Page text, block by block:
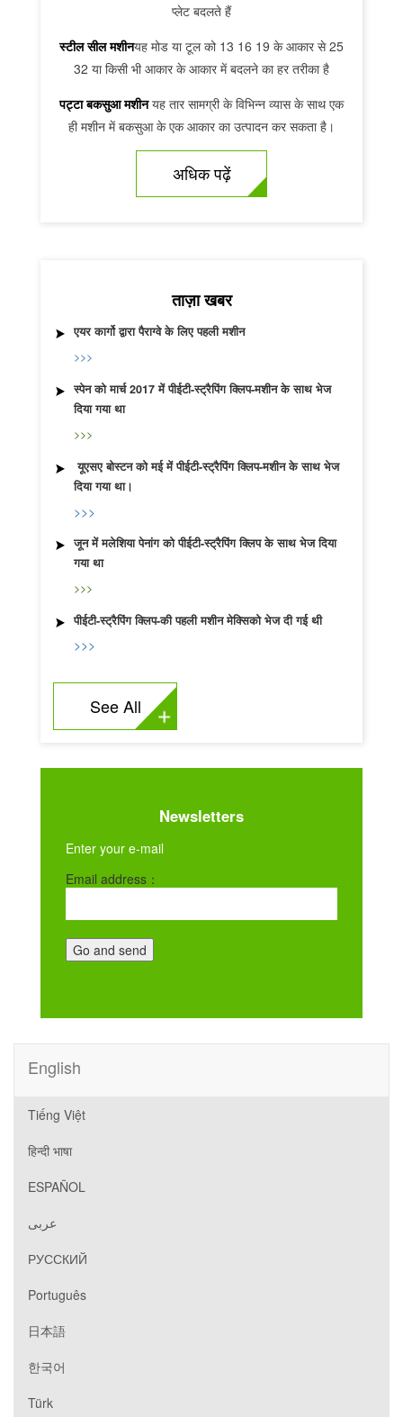
प्लेट बदलते हैं
स्टील सील मशीनयह मोड या टूल को 13 16 19 के आकार से 25
32 या किसी भी आकार के आकार में बदलने का हर तरीका है
पट्टा बकसुआ मशीनयह तार सामग्री के विभिन्न व्यास के साथ एक
ही मशीन में बकसुआ के एक आकार का उत्पादन कर सकता है।
अधिक पढ़ें
ताज़ा खबर
एयर कार्गो द्वारा पैराग्वे के लिए पहली मशीन
>>>
स्पेन को मार्च 2017 में पीईटी-स्ट्रैपिंग क्लिप-मशीन के साथ भेज
दिया गया था
>>>
यूएसए बोस्टन को मई में पीईटी-स्ट्रैपिंग क्लिप-मशीन के साथ भेज
दिया गया था।
>>>
जून में मलेशिया पेनांग को पीईटी-स्ट्रैपिंग क्लिप के साथ भेज दिया
गया था
>>>
पीईटी-स्ट्रैपिंग क्लिप-की पहली मशीन मेक्सिको भेज दी गई थी
>>>
See All
Newsletters
Enter your e-mail
Email address：
English
Tiếng Việt
हिन्दी भाषा
ESPAÑOL
عربى
РУССКИЙ
Português
日本語
한국어
Türk